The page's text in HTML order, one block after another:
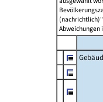
Abweichungen